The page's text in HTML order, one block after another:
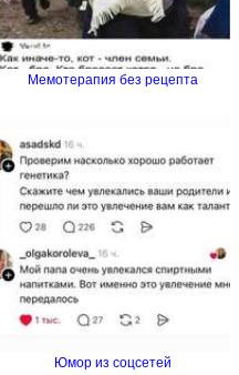
Мемотерапия без рецепта
Юмор из соцсетей